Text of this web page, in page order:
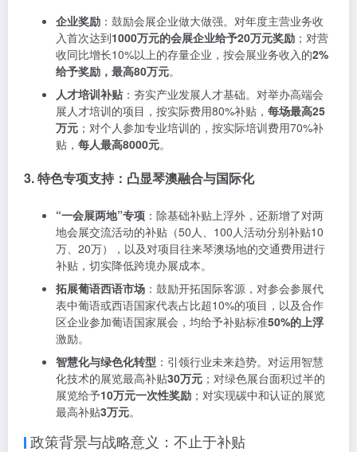
企业奖励 ：鼓励会展企业做大做强。对年度主营业务收
入首次达到1000万元的会展企业给予20万元奖励 ；对营
收同比增长10%以上的存量企业，按会展业务收入的2%
给予奖励，最高80万元。
人才培训补贴 ：夯实产业发展人才基础。对举办高端会
展人才培训的项目，按实际费用80%补贴， 每场最高25
万元 ；对个人参加专业培训的，按实际培训费用70%补
贴， 每人最高8000元。
3. 特色专项支持：凸显琴澳融合与国际化
“一会展两地”专项 ：除基础补贴上浮外，还新增了对两
地会展交流活动的补贴（50人、100人活动分别补贴10
万、20万），以及对项目往来琴澳场地的交通费用进行
补贴，切实降低跨境办展成本。
拓展葡语西语市场 ：鼓励开拓国际客源，对参会参展代
表中葡语或西语国家代表占比超10%的项目，以及合作
区企业参加葡语国家展会，均给予补贴标准50%的上浮
激励。
智慧化与绿色化转型 ：引领行业未来趋势。对运用智慧
化技术的展览最高补贴30万元 ；对绿色展台面积过半的
展览给予10万元一次性奖励 ；对实现碳中和认证的展览
最高补贴3万元。
政策背景与战略意义：不止于补贴